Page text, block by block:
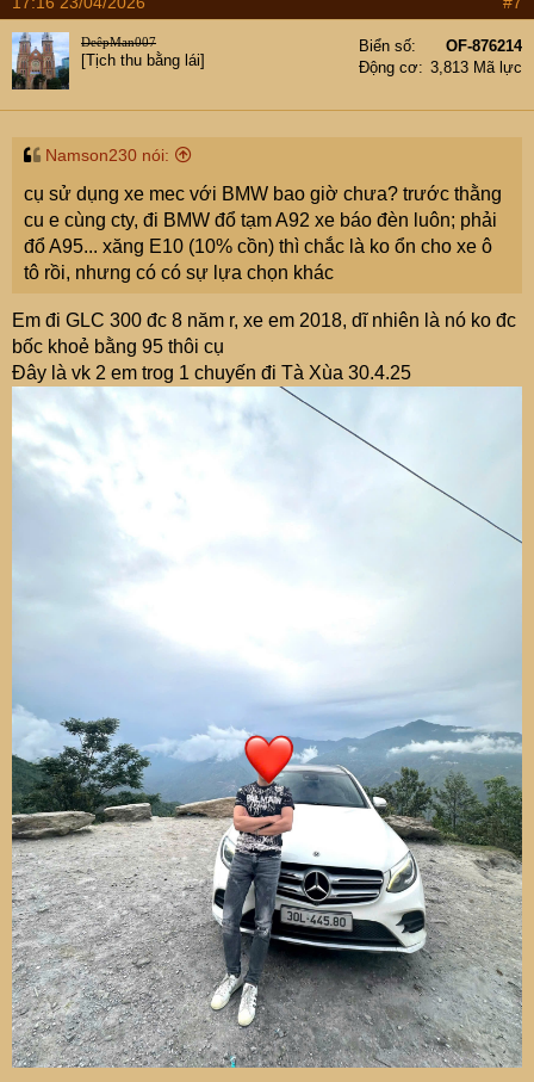
c
t
i
o
n
s
DeêpMan007
[Tịch thu bằng lái]
Biển số
OF-876214
Động cơ
3,813 Mã lực
Namson230 nói:
cụ sử dụng xe mec với BMW bao giờ chưa? trước thằng
cu e cùng cty, đi BMW đổ tạm A92 xe báo đèn luôn; phải
đổ A95... xăng E10 (10% cồn) thì chắc là ko ổn cho xe ô
tô rồi, nhưng có có sự lựa chọn khác
Em đi GLC 300 đc 8 năm r, xe em 2018, dĩ nhiên là nó ko đc
bốc khoẻ bằng 95 thôi cụ
Đây là vk 2 em trog 1 chuyến đi Tà Xùa 30.4.25